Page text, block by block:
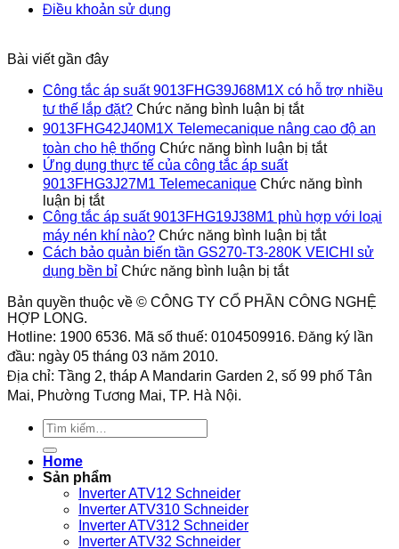
Điều khoản sử dụng
Bài viết gần đây
Công tắc áp suất 9013FHG39J68M1X có hỗ trợ nhiều
tư thế lắp đặt? Chức năng bình luận bị tắtở
tắc
áp
hỗ
trợ
nhiều
lắp
9013FHG42J40M1X Telemecanique nâng cao độ an
toàn cho hệ thống Chức năng bình luận bị tắtở
nâng
cao
độ
an
toàn
thống
Ứng dụng thực tế của công tắc áp suất
9013FHG3J27M1 Telemecanique Chức năng bình
luận bị tắtở
Ứng
dụng
thực
tế
của
công
tắc
áp
suất
9013FHG3J27M1
Telemecanique
Công tắc áp suất 9013FHG19J38M1 phù hợp với loại
máy nén khí nào? Chức năng bình luận bị tắtở
Công
tắc
suất
phù
hợp
loại
Cách bảo quản biến tần GS270-T3-280K VEICHI sử
dụng bền bỉ Chức năng bình luận bị tắtở
bảo
biến
T3-
Bản quyền thuộc về © CÔNG TY CỔ PHẦN CÔNG NGHỆ
HỢP LONG.
Hotline: 1900 6536. Mã số thuế: 0104509916. Đăng ký lần
đầu: ngày 05 tháng 03 năm 2010.
Địa chỉ: Tầng 2, tháp A Mandarin Garden 2, số 99 phố Tân
Mai, Phường Tương Mai, TP. Hà Nội.
Tìm
kiếm:
Home
Sản phẩm
Inverter ATV12 Schneider
Inverter ATV310 Schneider
Inverter ATV312 Schneider
Inverter ATV32 Schneider